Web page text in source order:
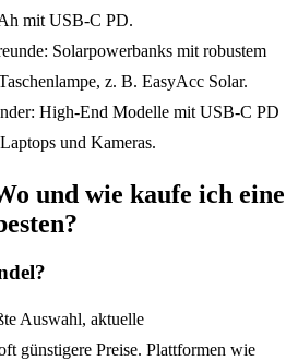
mit USB-C PD.
Solarpowerbanks mit robustem
z. B. EasyAcc Solar.
High-End Modelle mit USB-C PD
und Kameras.
und wie kaufe ich eine
Auswahl, aktuelle
günstigere Preise. Plattformen wie